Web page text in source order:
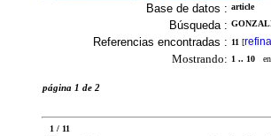
Base de datos : article
Búsqueda :
Referencias encontradas : 11 [
Mostrando: 1 .. 10 en
página 1 de 2
1 / 11